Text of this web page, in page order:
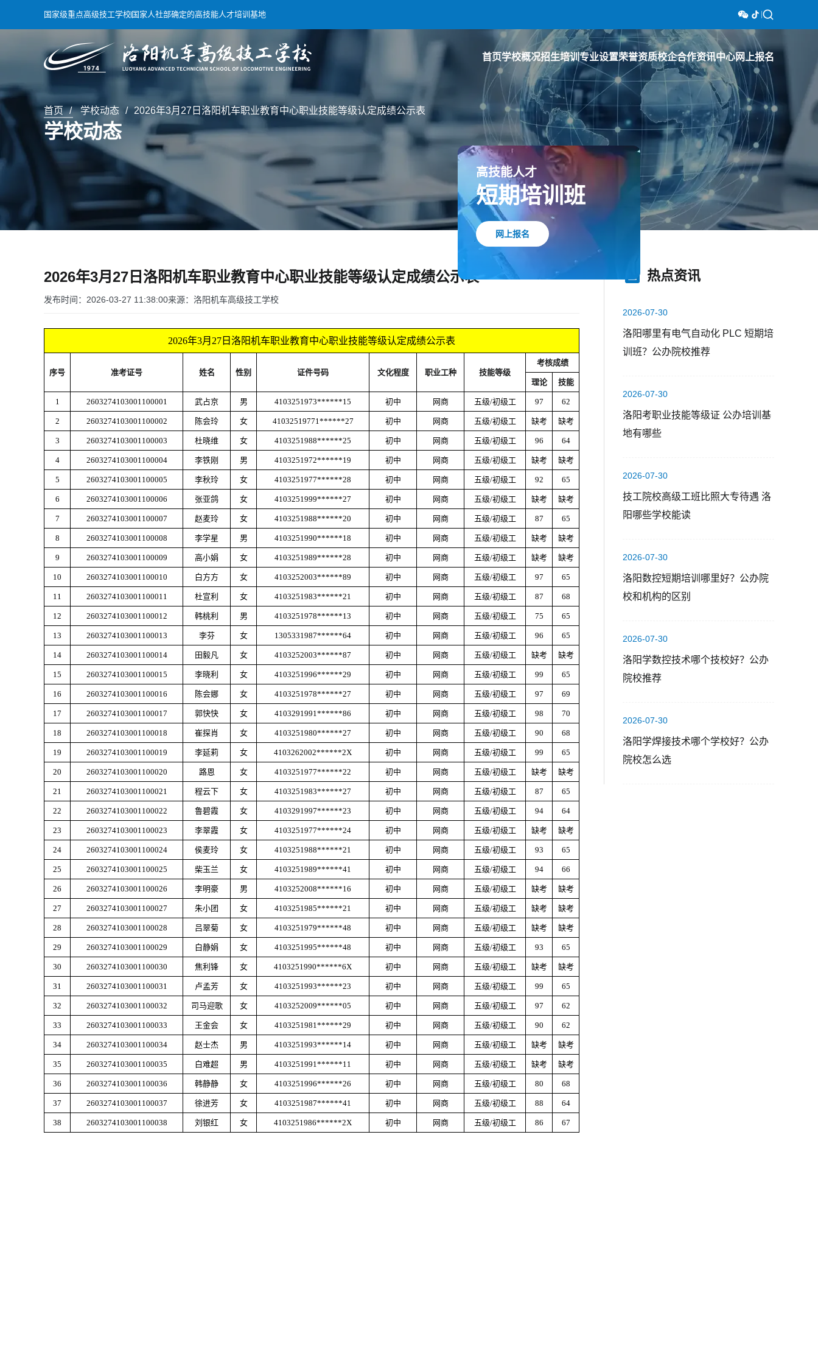
国家级重点高级技工学校 国家人社部确定的高技能人才培训基地
首页学校概况招生培训专业设置荣誉资质校企合作资讯中心网上报名
首页 学校动态 2026年3月27日洛阳机车职业教育中心职业技能等级认定成绩公示表
学校动态
2026年3月27日洛阳机车职业教育中心职业技能等级认定成绩公示表
发布时间：2026-03-27 11:38:00来源：洛阳机车高级技工学校
2026年3月27日洛阳机车职业教育中心职业技能等级认定成绩公示表
序号 准考证号 姓名 性别 证件号码 文化程度 职业工种 技能等级
考核成绩
理论 技能
1 2603274103001100001 武占京 男 4103251973******15 初中 网商 五级/初级工 97 62
2 2603274103001100002 陈会玲 女 41032519771******27 初中 网商 五级/初级工 缺考 缺考
3 2603274103001100003 杜晓维 女 4103251988******25 初中 网商 五级/初级工 96 64
4 2603274103001100004 李铁刚 男 4103251972******19 初中 网商 五级/初级工 缺考 缺考
5 2603274103001100005 李秋玲 女 4103251977******28 初中 网商 五级/初级工 92 65
6 2603274103001100006 张亚鸽 女 4103251999******27 初中 网商 五级/初级工 缺考 缺考
7 2603274103001100007 赵麦玲 女 4103251988******20 初中 网商 五级/初级工 87 65
8 2603274103001100008 李学星 男 4103251990******18 初中 网商 五级/初级工 缺考 缺考
9 2603274103001100009 高小娟 女 4103251989******28 初中 网商 五级/初级工 缺考 缺考
10 2603274103001100010 白方方 女 4103252003******89 初中 网商 五级/初级工 97 65
11 2603274103001100011 杜宣利 女 4103251983******21 初中 网商 五级/初级工 87 68
12 2603274103001100012 韩桃利 男 4103251978******13 初中 网商 五级/初级工 75 65
13 2603274103001100013 李芬 女 1305331987******64 初中 网商 五级/初级工 96 65
14 2603274103001100014 田毅凡 女 4103252003******87 初中 网商 五级/初级工 缺考 缺考
15 2603274103001100015 李晓利 女 4103251996******29 初中 网商 五级/初级工 99 65
16 2603274103001100016 陈会娜 女 4103251978******27 初中 网商 五级/初级工 97 69
17 2603274103001100017 郭快快 女 4103291991******86 初中 网商 五级/初级工 98 70
18 2603274103001100018 崔探肖 女 4103251980******27 初中 网商 五级/初级工 90 68
19 2603274103001100019 李延莉 女 4103262002******2X 初中 网商 五级/初级工 99 65
20 2603274103001100020 路恩 女 4103251977******22 初中 网商 五级/初级工 缺考 缺考
21 2603274103001100021 程云下 女 4103251983******27 初中 网商 五级/初级工 87 65
22 2603274103001100022 鲁碧霞 女 4103291997******23 初中 网商 五级/初级工 94 64
23 2603274103001100023 李翠霞 女 4103251977******24 初中 网商 五级/初级工 缺考 缺考
24 2603274103001100024 侯麦玲 女 4103251988******21 初中 网商 五级/初级工 93 65
25 2603274103001100025 柴玉兰 女 4103251989******41 初中 网商 五级/初级工 94 66
26 2603274103001100026 李明豪 男 4103252008******16 初中 网商 五级/初级工 缺考 缺考
27 2603274103001100027 朱小团 女 4103251985******21 初中 网商 五级/初级工 缺考 缺考
28 2603274103001100028 吕翠菊 女 4103251979******48 初中 网商 五级/初级工 缺考 缺考
29 2603274103001100029 白静娟 女 4103251995******48 初中 网商 五级/初级工 93 65
30 2603274103001100030 焦利锋 女 4103251990******6X 初中 网商 五级/初级工 缺考 缺考
31 2603274103001100031 卢孟芳 女 4103251993******23 初中 网商 五级/初级工 99 65
32 2603274103001100032 司马迎歌 女 4103252009******05 初中 网商 五级/初级工 97 62
33 2603274103001100033 王金会 女 4103251981******29 初中 网商 五级/初级工 90 62
34 2603274103001100034 赵士杰 男 4103251993******14 初中 网商 五级/初级工 缺考 缺考
35 2603274103001100035 白难超 男 4103251991******11 初中 网商 五级/初级工 缺考 缺考
36 2603274103001100036 韩静静 女 4103251996******26 初中 网商 五级/初级工 80 68
37 2603274103001100037 徐进芳 女 4103251987******41 初中 网商 五级/初级工 88 64
38 2603274103001100038 刘银红 女 4103251986******2X 初中 网商 五级/初级工 86 67
热点资讯
2026-07-30
洛阳哪里有电气自动化 PLC 短期培
训班？公办院校推荐
2026-07-30
洛阳考职业技能等级证 公办培训基
地有哪些
2026-07-30
技工院校高级工班比照大专待遇 洛
阳哪些学校能读
2026-07-30
洛阳数控短期培训哪里好？公办院
校和机构的区别
2026-07-30
洛阳学数控技术哪个技校好？公办
院校推荐
2026-07-30
洛阳学焊接技术哪个学校好？公办
院校怎么选
高技能人才
短期培训班
网上报名